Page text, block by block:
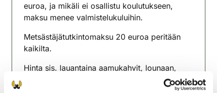
euroa, ja mikäli ei osallistu koulutukseen,
maksu menee valmistelukuluihin.
Metsästäjätutkintomaksu 20 euroa peritään
kaikilta.
Hinta sis. lauantaina aamukahvit, lounaan,
iltapäiväkahvit, sunnuntaina kahvituksen.